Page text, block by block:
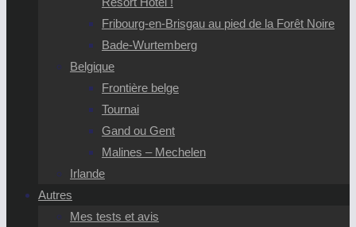
Fribourg-en-Brisgau au pied de la Forêt Noire
Bade-Wurtemberg
Belgique
Frontière belge
Tournai
Gand ou Gent
Malines – Mechelen
Irlande
Autres
Mes tests et avis